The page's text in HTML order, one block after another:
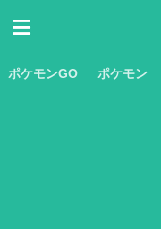
ポケモンGO ポケモン